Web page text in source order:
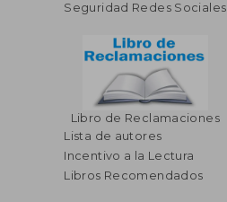
Seguridad Redes Sociales
Libro de Reclamaciones
Lista de autores
Incentivo a la Lectura
Libros Recomendados